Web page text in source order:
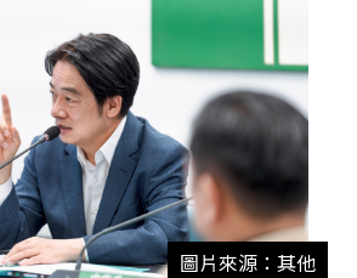
圖片來源：其他